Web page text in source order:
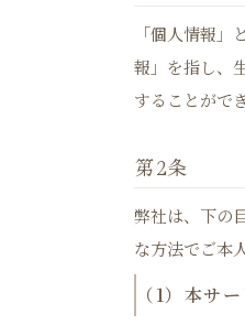
「個人情報
報」を指し、
することがで
第2条
弊社は、下の
な⽅法でご本
（1）本サ